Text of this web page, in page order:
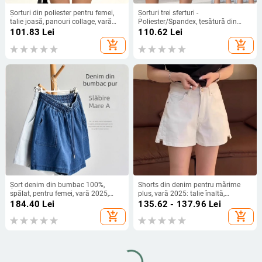
Șorturi din poliester pentru femei,
talie joasă, panouri collage, vară
2025, stil sexy
101.83 Lei
add_shopping_cart
Șorturi trei sferturi -
Poliester/Spandex, țesătură din
mătase de lapte, microelasticitate,
110.62 Lei
add_shopping_cart
Șort denim din bumbac 100%,
spălat, pentru femei, vară 2025,
croială lejeră în A, largi
184.40 Lei
add_shopping_cart
Shorts din denim pentru mărime
plus, vară 2025: talie înaltă,
despicare, croială dreaptă, croială
135.62 - 137.96 Lei
add_shopping_cart